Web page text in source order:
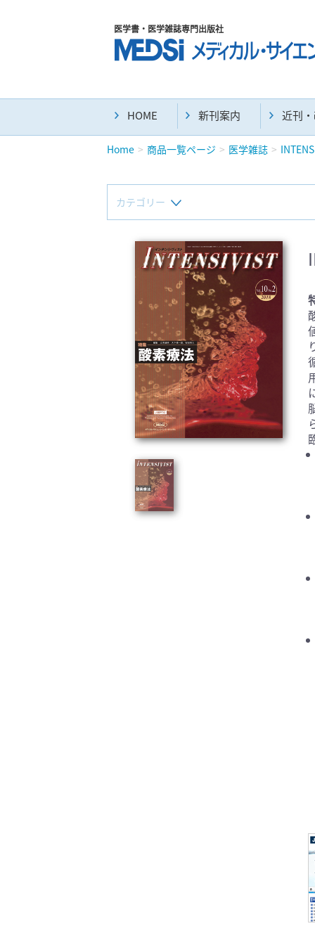
医学書・医学雑誌専門出版社
HOME 新刊案内 近刊
Home 商品一覧ページ 医学雑誌
カテゴリー
新刊(直近6ヶ月)(24)
マニュアル(39)
臨床医学:一般(359)
基礎医学関連科学(80)
歯科学(3)
衛生・公衆衛生学(14)